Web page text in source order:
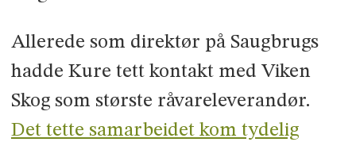
Allerede som direktør på Saugbrugs
hadde Kure tett kontakt med Viken
Skog som største råvareleverandør.
Det tette samarbeidet kom tydelig